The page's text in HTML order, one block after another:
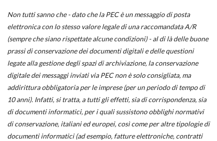
Non tutti sanno che - dato che la PEC è un messaggio di posta
elettronica con lo stesso valore legale di una raccomandata A/R
(sempre che siano rispettate alcune condizioni) - al di là delle buone
prassi di conservazione dei documenti digitali e delle questioni
legate alla gestione degli spazi di archiviazione, la conservazione
digitale dei messaggi inviati via PEC non è solo consigliata, ma
addirittura obbligatoria per le imprese (per un periodo di tempo di
10 anni). Infatti, si tratta, a tutti gli effetti, sia di corrispondenza, sia
di documenti informatici, per i quali sussistono obblighi normativi
di conservazione, italiani ed europei, così come per altre tipologie di
documenti informatici (ad esempio, fatture elettroniche, contratti